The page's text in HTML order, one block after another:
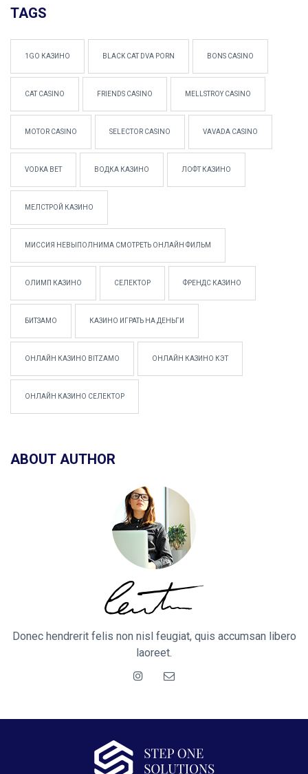
TAGS
1GO КАЗИНО BLACK CAT DVA PORN BONS CASINO
CAT CASINO FRIENDS CASINO MELLSTROY CASINO
MOTOR CASINO SELECTOR CASINO VAVADA CASINO
VODKA BET ВОДКА КАЗИНО ЛОФТ КАЗИНО
МЕЛСТРОЙ КАЗИНО
МИССИЯ НЕВЫПОЛНИМА СМОТРЕТЬ ОНЛАЙН ФИЛЬМ
ОЛИМП КАЗИНО СЕЛЕКТОР ФРЕНДС КАЗИНО
БИТЗАМО КАЗИНО ИГРАТЬ НА ДЕНЬГИ
ОНЛАЙН КАЗИНО BITZAMO ОНЛАЙН КАЗИНО КЭТ
ОНЛАЙН КАЗИНО СЕЛЕКТОР
ABOUT AUTHOR
Donec hendrerit felis non nisl feugiat, quis accumsan libero
laoreet.